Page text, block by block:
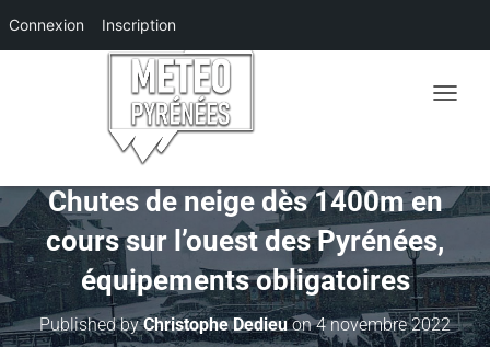
Connexion Inscription
I
R
E
R
M
E
Chutes de neige dès 1400m en
cours sur l’ouest des Pyrénées,
équipements obligatoires
Published byChristophe Dedieuon4 novembre 2022